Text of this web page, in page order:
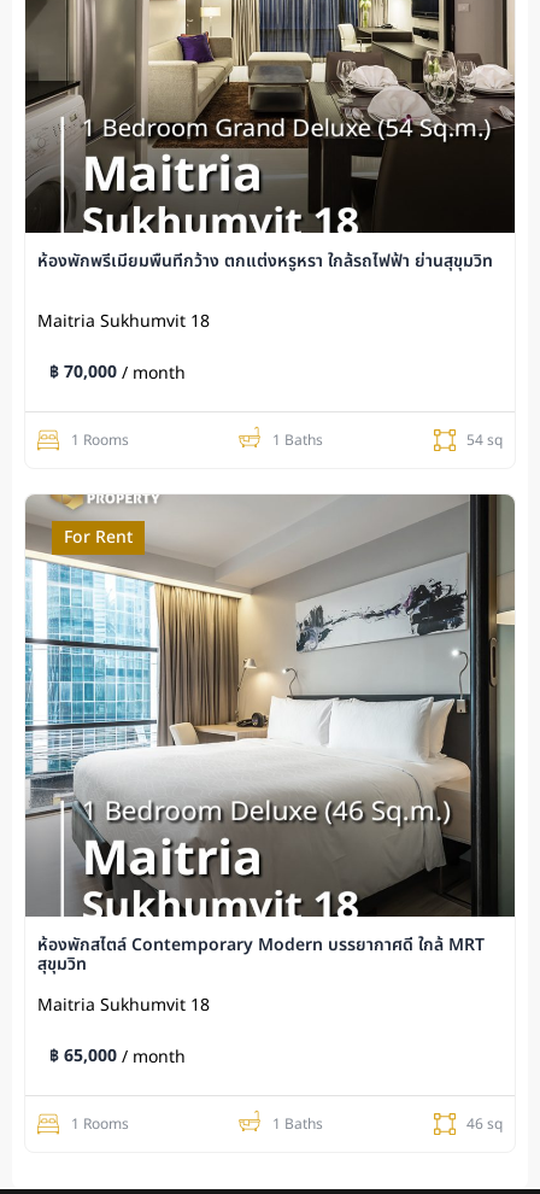
ห้องพักพรีเมียมพื้นที่กว้าง ตกแต่งหรูหรา ใกล้รถไฟฟ้า ย่านสุขุมวิท
Maitria Sukhumvit 18
฿ 70,000/ month
1 Rooms 1 Baths 54 sq
For Rent
ห้องพักสไตล์ Contemporary Modern บรรยากาศดี ใกล้ MRT
สุขุมวิท
Maitria Sukhumvit 18
฿ 65,000/ month
1 Rooms 1 Baths 46 sq